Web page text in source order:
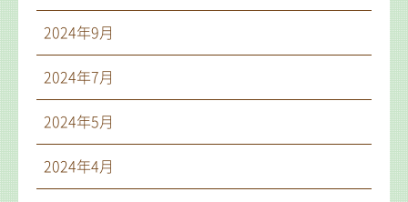
2024年9月
2024年7月
2024年5月
2024年4月